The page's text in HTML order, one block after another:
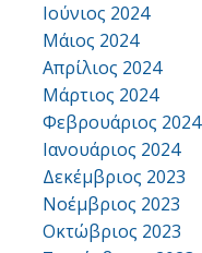
Ιούνιος 2024
Μάιος 2024
Απρίλιος 2024
Μάρτιος 2024
Φεβρουάριος 2024
Ιανουάριος 2024
Δεκέμβριος 2023
Νοέμβριος 2023
Οκτώβριος 2023